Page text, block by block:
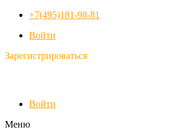
+7(495)181-98-81
Войти
Зарегистрироваться
Войти
Меню